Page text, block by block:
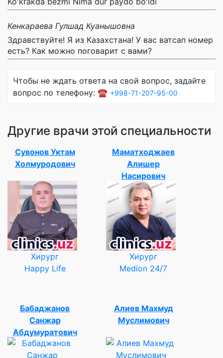
Кенкараева Гулшад Куанышовна
Здравствуйте! Я из Казахстана! У вас ватсап номер
есть? Как можно поговарит с вами?
Чтобы не ждать ответа на свой вопрос, задайте
вопрос по телефону: ☎️ +998-71-207-95-00
Другие врачи этой специальности
Сувонов Уктам
Холмуродович
Хирург
Happy Life
Маматходжаев
Алишер
Насирович
Хирург
Medion 24/7
Бабаджанов
Санжар
Абдумуратович
Алиев Махмуд
Муслимович